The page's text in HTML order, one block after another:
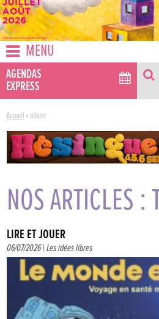
MENU
AGENDAS
EXPRESS
Accueil »album
NOS ARTICLES :
LIRE ET JOUER
06/07/2026 |Les idées libres